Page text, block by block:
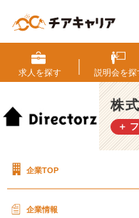
ン
フ
ラ
エ
ン
ジ
ら
求人を探す 説明会を探
株
＋
企業TOP
企業情報